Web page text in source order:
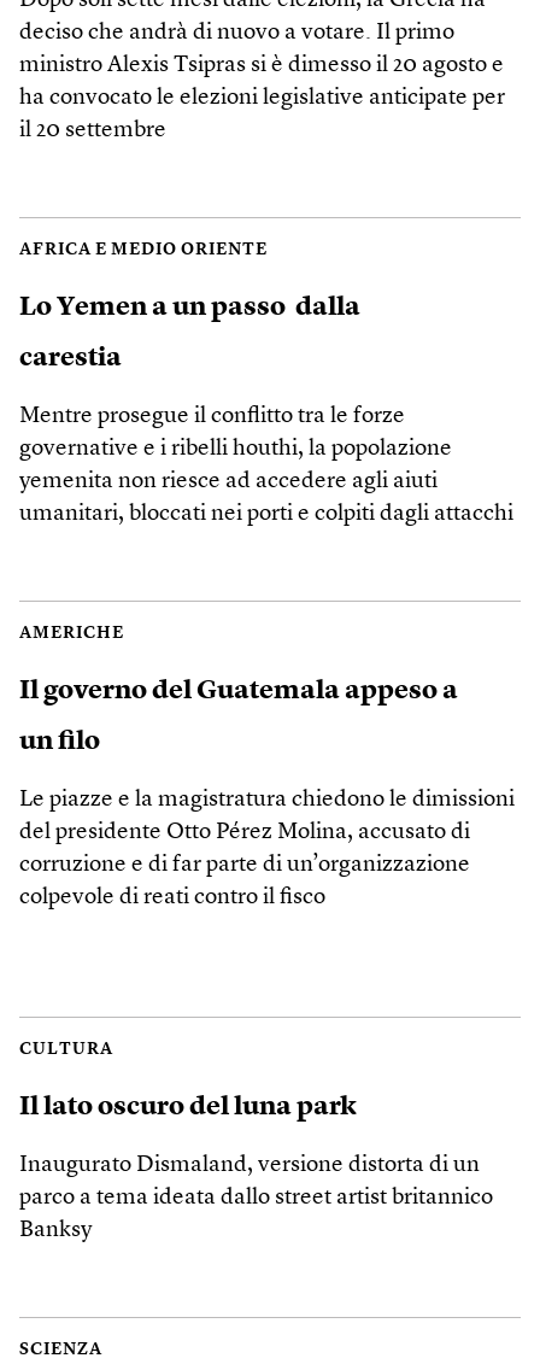
deciso che andrà di nuovo a votare. Il primo
ministro Alexis Tsipras si è dimesso il 20 agosto e
ha convocato le elezioni legislative anticipate per
il 20 settembre
AFRICA E MEDIO ORIENTE
Lo Yemen a un passo dalla
carestia
Mentre prosegue il conflitto tra le forze
governative e i ribelli houthi, la popolazione
yemenita non riesce ad accedere agli aiuti
umanitari, bloccati nei porti e colpiti dagli attacchi
AMERICHE
Il governo del Guatemala appeso a
un filo
Le piazze e la magistratura chiedono le dimissioni
del presidente Otto Pérez Molina, accusato di
corruzione e di far parte di un’organizzazione
colpevole di reati contro il fisco
CULTURA
Il lato oscuro del luna park
Inaugurato Dismaland, versione distorta di un
parco a tema ideata dallo street artist britannico
Banksy
SCIENZA